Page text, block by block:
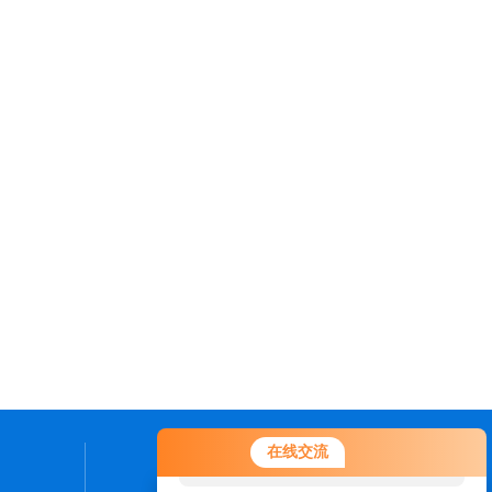
在线交流
您好！欢迎前来咨询，很高兴为您
服务，请问您要咨询什么问题呢？
联系我们